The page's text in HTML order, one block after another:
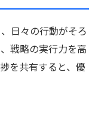
日々の行動がそろ
戦略の実行力を高
を共有すると、優